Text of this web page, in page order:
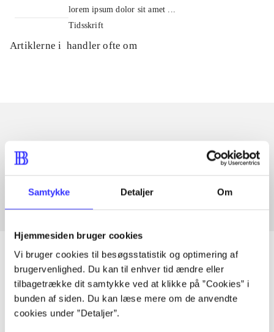
Samtykke Detaljer Om
Hjemmesiden bruger cookies
Vi bruger cookies til besøgsstatistik og optimering af
brugervenlighed. Du kan til enhver tid ændre eller
tilbagetrække dit samtykke ved at klikke på ”Cookies” i
bunden af siden. Du kan læse mere om de anvendte
cookies under ”Detaljer”.
lorem ipsum dolor sit amet ...
Tidsskrift
Artiklerne i handler ofte om
Artikler med samme emner
Fra
Artikler
Alle registrerede artikler fordelt på udgivelser